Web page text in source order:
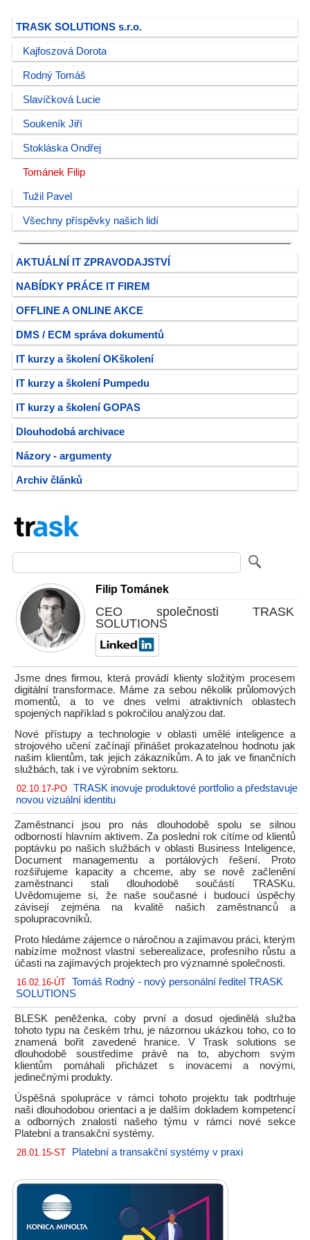
TRASK SOLUTIONS s.r.o.
Kajfoszová Dorota
Rodný Tomáš
Slavíčková Lucie
Soukeník Jiří
Stokláska Ondřej
Tománek Filip
Tužil Pavel
Všechny příspěvky našich lidí
AKTUÁLNÍ IT ZPRAVODAJSTVÍ
NABÍDKY PRÁCE IT FIREM
OFFLINE A ONLINE AKCE
DMS / ECM správa dokumentů
IT kurzy a školení OKškolení
IT kurzy a školení Pumpedu
IT kurzy a školení GOPAS
Dlouhodobá archivace
Názory - argumenty
Archiv článků
Filip Tománek
CEO společnosti TRASK
SOLUTIONS
Jsme dnes firmou, která provádí klienty složitým procesem
digitální transformace. Máme za sebou několik průlomových
momentů, a to ve dnes velmi atraktivních oblastech
spojených například s pokročilou analýzou dat.
Nové přístupy a technologie v oblasti umělé inteligence a
strojového učení začínají přinášet prokazatelnou hodnotu jak
našim klientům, tak jejich zákazníkům. A to jak ve finančních
službách, tak i ve výrobním sektoru.
02.10.17-PO TRASK inovuje produktové portfolio a představuje
novou vizuální identitu
Zaměstnanci jsou pro nás dlouhodobě spolu se silnou
odborností hlavním aktivem. Za poslední rok cítíme od klientů
poptávku po našich službách v oblasti Business Inteligence,
Document managementu a portálových řešení. Proto
rozšiřujeme kapacity a chceme, aby se nově začlenění
zaměstnanci stali dlouhodobě součástí TRASKu.
Uvědomujeme si, že naše současné i budoucí úspěchy
závisejí zejména na kvalitě našich zaměstnanců a
spolupracovníků.
Proto hledáme zájemce o náročnou a zajímavou práci, kterým
nabízíme možnost vlastní seberealizace, profesního růstu a
účasti na zajímavých projektech pro významné společnosti.
16.02.16-ÚT Tomáš Rodný - nový personální ředitel TRASK
SOLUTIONS
BLESK peněženka, coby první a dosud ojedinělá služba
tohoto typu na českém trhu, je názornou ukázkou toho, co to
znamená bořit zavedené hranice. V Trask solutions se
dlouhodobě soustředíme právě na to, abychom svým
klientům pomáhali přicházet s inovacemi a novými,
jedinečnými produkty.
Úspěšná spolupráce v rámci tohoto projektu tak podtrhuje
naši dlouhodobou orientaci a je dalším dokladem kompetencí
a odborných znalostí našeho týmu v rámci nové sekce
Platební a transakční systémy.
28.01.15-ST Platební a transakční systémy v praxi